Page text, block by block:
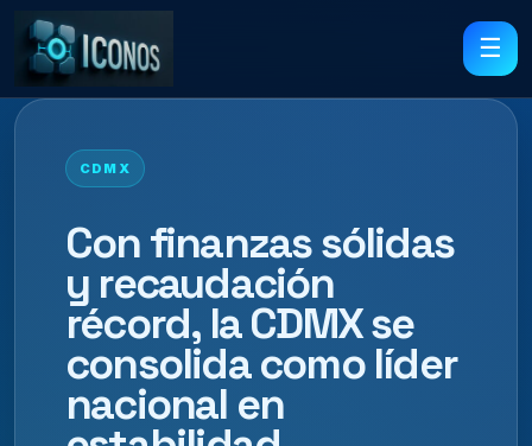
☰
CDMX
Con finanzas sólidas
y recaudación
récord, la CDMX se
consolida como líder
nacional en